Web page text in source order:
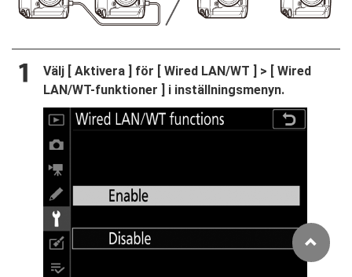
Välj [ Aktivera ] för [ Wired LAN/WT ] > [ Wired
LAN/WT-funktioner ] i inställningsmenyn.